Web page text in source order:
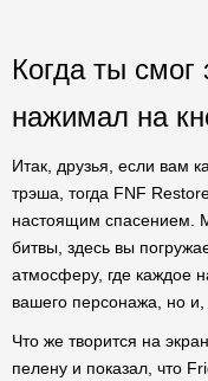
Когда ты смог
нажимал на
Итак, друзья, если вам
трэша, тогда FNF
настоящим спасением.
битвы, здесь вы
атмосферу, где каждое
вашего персонажа, но
Что же творится на
пелену и показал, что